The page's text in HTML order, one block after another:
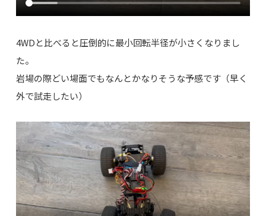
4WDと比べると圧倒的に最小回転半径が小さくなりまし
た。
岩場の際どい場面でもなんとかなりそうな予感です（早く
外で試走したい）